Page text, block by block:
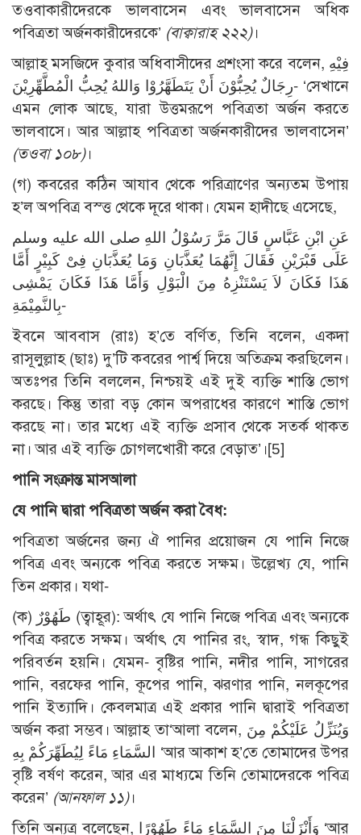
তওবাকারীদেরকে ভালবাসেন এবং ভালবাসেন অধিক
পবিত্রতা অর্জনকারীদেরকে’ (বাক্বারাহ ২২২)।
আল্লাহ মসজিদে কুবার অধিবাসীদের প্রশংসা করে বলেন, فِيْهِ
رِجَالٌ يُحِبُّوْنَ أَنْ يَتَطَهَّرُوْا وَاللهُ يُحِبُّ الْمُطَّهِّرِيْنَ- ‘সেখানে
এমন লোক আছে, যারা উত্তমরূপে পবিত্রতা অর্জন করতে
ভালবাসে। আর আল্লাহ পবিত্রতা অর্জনকারীদের ভালবাসেন’
(তওবা ১০৮)।
(গ) কবরের কঠিন আযাব থেকে পরিত্রাণের অন্যতম উপায়
হ’ল অপবিত্র বস্ত্ত থেকে দূরে থাকা। যেমন হাদীছে এসেছে,
عَنِ ابْنِ عَبَّاسٍ قَالَ مَرَّ رَسُوْلُ اللهِ صلى الله عليه وسلم
عَلَى قَبْرَيْنِ فَقَالَ إِنَّهُمَا يُعَذَّبَانِ وَمَا يُعَذَّبَانِ فِىْ كَبِيْرٍ أَمَّا
هَذَا فَكَانَ لاَ يَسْتَنْزِهُ مِنَ الْبَوْلِ وَأَمَّا هَذَا فَكَانَ يَمْشِى
بِالنَّمِيْمَةِ-
ইবনে আববাস (রাঃ) হ’তে বর্ণিত, তিনি বলেন, একদা
রাসূলুল্লাহ (ছাঃ) দু’টি কবরের পার্শ্ব দিয়ে অতিক্রম করছিলেন।
অতঃপর তিনি বললেন, নিশ্চয়ই এই দুই ব্যক্তি শাস্তি ভোগ
করছে। কিন্তু তারা বড় কোন অপরাধের কারণে শাস্তি ভোগ
করছে না। তার মধ্যে এই ব্যক্তি প্রসাব থেকে সতর্ক থাকত
না। আর এই ব্যক্তি চোগলখোরী করে বেড়াত’।[5]
পানি সংক্রান্ত মাসআলা
যে পানি দ্বারা পবিত্রতা অর্জন করা বৈধ:
পবিত্রতা অর্জনের জন্য ঐ পানির প্রয়োজন যে পানি নিজে
পবিত্র এবং অন্যকে পবিত্র করতে সক্ষম। উল্লেখ্য যে, পানি
তিন প্রকার। যথা-
(ক) طَهُوْرٌ (ত্বাহূর): অর্থাৎ যে পানি নিজে পবিত্র এবং অন্যকে
পবিত্র করতে সক্ষম। অর্থাৎ যে পানির রং, স্বাদ, গন্ধ কিছুই
পরিবর্তন হয়নি। যেমন- বৃষ্টির পানি, নদীর পানি, সাগরের
পানি, বরফের পানি, কূপের পানি, ঝরণার পানি, নলকূপের
পানি ইত্যাদি। কেবলমাত্র এই প্রকার পানি দ্বারাই পবিত্রতা
অর্জন করা সম্ভব। আল্লাহ তা‘আলা বলেন, وَيُنَزِّلُ عَلَيْكُمْ مِنَ
السَّمَاءِ مَاءً لِيُطَهِّرَكُمْ بِهِ ‘আর আকাশ হ’তে তোমাদের উপর
বৃষ্টি বর্ষণ করেন, আর এর মাধ্যমে তিনি তোমাদেরকে পবিত্র
করেন’ (আনফাল ১১)।
তিনি অন্যত্র বলেছেন, وَأَنْزَلْنَا مِنَ السَّمَاءِ مَاءً طَهُوْرًا ‘আর